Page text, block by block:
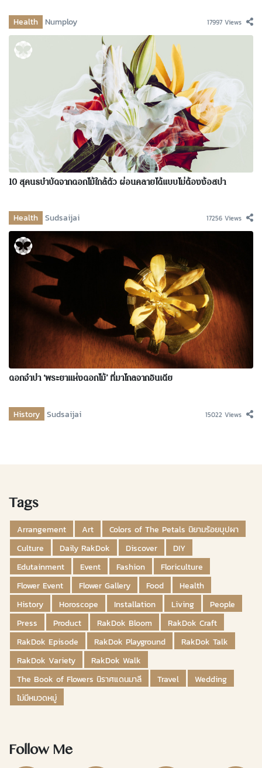
Health Numploy 17997 Views
10 สุคนธบำบัดจากดอกไม้ใกล้ตัว ผ่อนคลายได้แบบไม่ต้องง้อสปา
Health Sudsaijai 17256 Views
ดอกจำปา ‘พระยาแห่งดอกไม้’ ที่มาไกลจากอินเดีย
History Sudsaijai 15022 Views
Tags
Arrangement Art
Colors of The Petals นิยามร้อยบุปผา
Culture
Daily RakDok Discover
DIY
Edutainment
Event Fashion
Floriculture
Flower Event
Flower Gallery Food
Health
History
Horoscope Installation Living
People
Press
Product RakDok Bloom
RakDok Craft
RakDok Episode
RakDok Playground
RakDok Talk
RakDok Variety
RakDok Walk
The Book of Flowers นิราศแดนมาลี
Travel
Wedding
ไม่มีหมวดหมู่
Follow Me